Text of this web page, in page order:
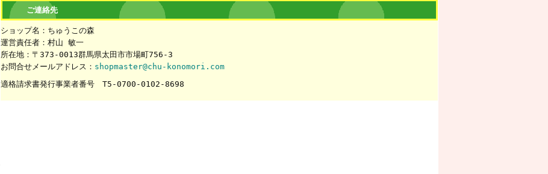
ご連絡先
ショップ名：ちゅうこの森
運営責任者：村山 敏一
所在地：〒373-0013群馬県太田市市場町756-3
お問合せメールアドレス： shopmaster@chu-konomori.com
適格請求書発行事業者番号 T5-0700-0102-8698